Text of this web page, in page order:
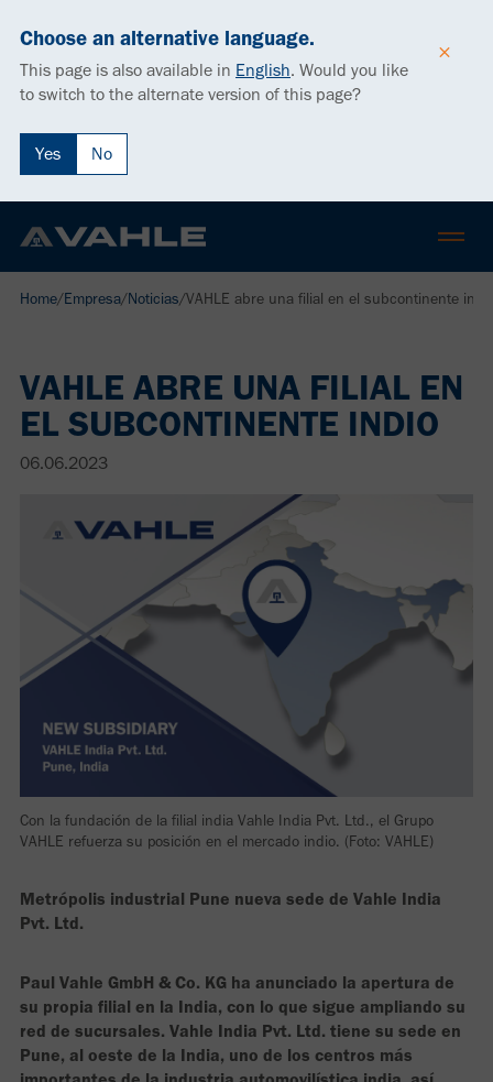
Choose an alternative language.
This page is also available in English. Would you like
to switch to the alternate version of this page?
Yes No
Home/Empresa/Noticias/VAHLE abre una filial en el subcontinente
VAHLE ABRE UNA FILIAL EN
EL SUBCONTINENTE INDIO
06.06.2023
Con la fundación de la filial india Vahle India Pvt. Ltd., el Grupo
VAHLE refuerza su posición en el mercado indio. (Foto: VAHLE)
Metrópolis industrial Pune nueva sede de Vahle India
Pvt. Ltd.
Paul Vahle GmbH & Co. KG ha anunciado la apertura de
su propia filial en la India, con lo que sigue ampliando su
red de sucursales. Vahle India Pvt. Ltd. tiene su sede en
Pune, al oeste de la India, uno de los centros más